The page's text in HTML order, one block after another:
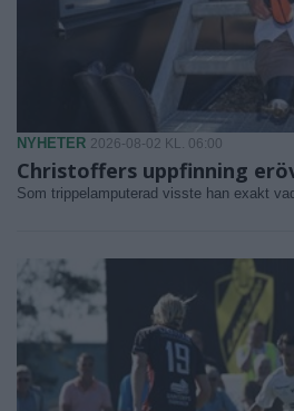
NYHETER 2026-08-02 KL. 06:00
Christoffers uppfinning
Som trippelamputerad visste han exakt